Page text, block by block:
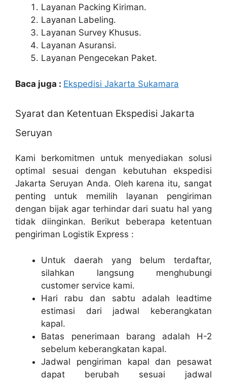
Layanan Packing Kiriman.
Layanan Labeling.
Layanan Survey Khusus.
Layanan Asuransi.
Layanan Pengecekan Paket.
Baca juga : Ekspedisi Jakarta Sukamara
Syarat dan Ketentuan Ekspedisi Jakarta
Seruyan
Kami berkomitmen untuk menyediakan solusi
optimal sesuai dengan kebutuhan ekspedisi
Jakarta Seruyan Anda. Oleh karena itu, sangat
penting untuk memilih layanan pengiriman
dengan bijak agar terhindar dari suatu hal yang
tidak diinginkan. Berikut beberapa ketentuan
pengiriman Logistik Express :
Untuk daerah yang belum terdaftar,
silahkan langsung menghubungi
customer service kami.
Hari rabu dan sabtu adalah leadtime
estimasi dari jadwal keberangkatan
kapal.
Batas penerimaan barang adalah H-2
sebelum keberangkatan kapal.
Jadwal pengiriman kapal dan pesawat
dapat berubah sesuai jadwal